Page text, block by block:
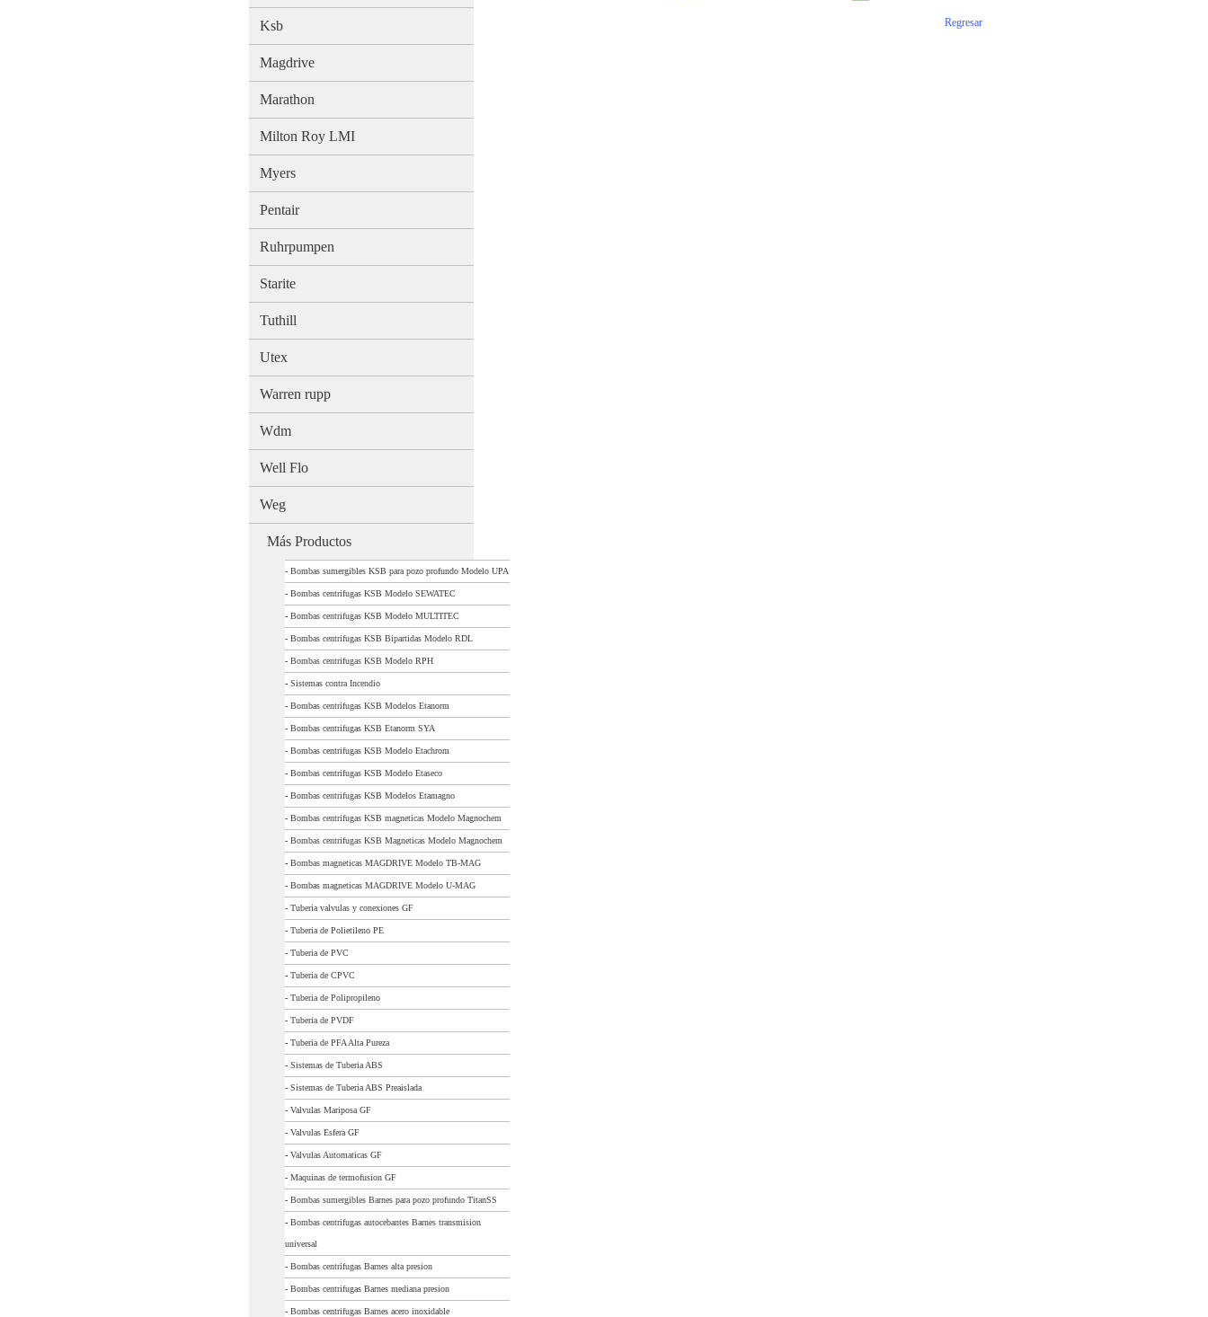
Ksb
Magdrive
Marathon
Milton Roy LMI
Myers
Pentair
Ruhrpumpen
Starite
Tuthill
Utex
Warren rupp
Wdm
Well Flo
Weg
Más Productos
- Bombas sumergibles KSB para pozo profundo Modelo UPA
- Bombas centrifugas KSB Modelo SEWATEC
- Bombas centrifugas KSB Modelo MULTITEC
- Bombas centrifugas KSB Bipartidas Modelo RDL
- Bombas centrifugas KSB Modelo RPH
- Sistemas contra Incendio
- Bombas centrifugas KSB Modelos Etanorm
- Bombas centrifugas KSB Etanorm SYA
- Bombas centrifugas KSB Modelo Etachrom
- Bombas centrifugas KSB Modelo Etaseco
- Bombas centrifugas KSB Modelos Etamagno
- Bombas centrifugas KSB magneticas Modelo Magnochem
- Bombas centrifugas KSB Magneticas Modelo Magnochem
- Bombas magneticas MAGDRIVE Modelo TB-MAG
- Bombas magneticas MAGDRIVE Modelo U-MAG
- Tuberia valvulas y conexiones GF
- Tuberia de Polietileno PE
- Tuberia de PVC
- Tuberia de CPVC
- Tuberia de Polipropileno
- Tuberia de PVDF
- Tuberia de PFA Alta Pureza
- Sistemas de Tuberia ABS
- Sistemas de Tuberia ABS Preaislada
- Valvulas Mariposa GF
- Valvulas Esfera GF
- Valvulas Automaticas GF
- Maquinas de termofusion GF
- Bombas sumergibles Barnes para pozo profundo TitanSS
- Bombas centrifugas autocebantes Barnes transmision
universal
- Bombas centrifugas Barnes alta presion
- Bombas centrifugas Barnes mediana presion
- Bombas centrifugas Barnes acero inoxidable
Regresar